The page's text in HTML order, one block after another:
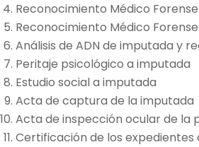
Reconocimiento Médico
Reconocimiento Médico
Análisis de ADN de imputada y
Peritaje psicológico a imputada
Estudio social a imputada
Acta de captura de la imputada
Acta de inspección ocular de la
Certificación de los expedientes